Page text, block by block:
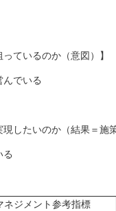
ているのか（意図）】
でいる
したいのか（結果＝施
る
ネジメント参考指標